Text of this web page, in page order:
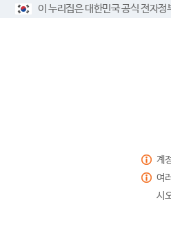
이 누리집은 대한민국 공식 전자정
계
여
시